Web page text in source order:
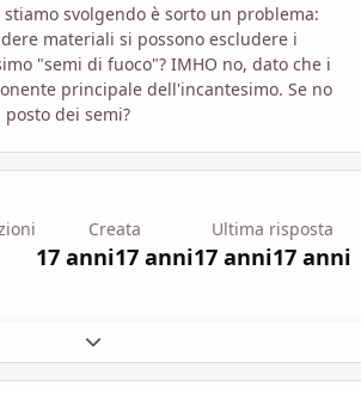
stiamo svolgendo è sorto un problema:
materiali si possono escludere i
"semi di fuoco"? IMHO no, dato che i
principale dell'incantesimo. Se no
dei semi?
Creata
17 anni17 anni
Ultima risposta
17 anni17 anni
Espandi panoramica del topic